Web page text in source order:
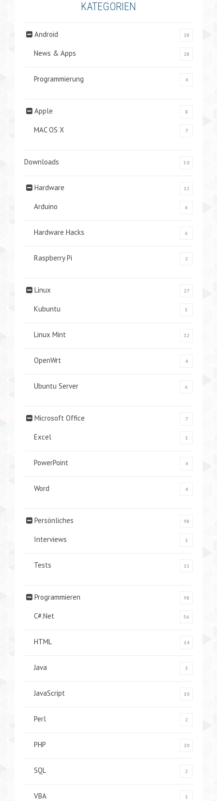
KATEGORIEN
Android 28
News & Apps 28
Programmierung 4
Apple 8
MAC OS X 7
Downloads 50
Hardware 12
Arduino 6
Hardware Hacks 6
Raspberry Pi 2
Linux 27
Kubuntu 5
Linux Mint 12
OpenWrt 4
Ubuntu Server 6
Microsoft Office 7
Excel 1
PowerPoint 4
Word 4
Persönliches 98
Interviews 1
Tests 11
Programmieren 98
C#.Net 56
HTML 14
Java 3
JavaScript 10
Perl 2
PHP 20
SQL 2
VBA 1